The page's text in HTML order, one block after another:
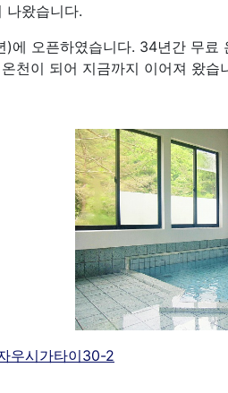
나왔습니다.
에 오픈하였습니다. 34년간 무료
천이 되어 지금까지 이어져 왔습
우시가타이30-2